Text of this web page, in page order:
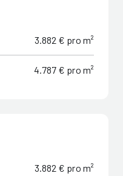
3.882 € pro m²
4.787 € pro m²
3.882 € pro m²